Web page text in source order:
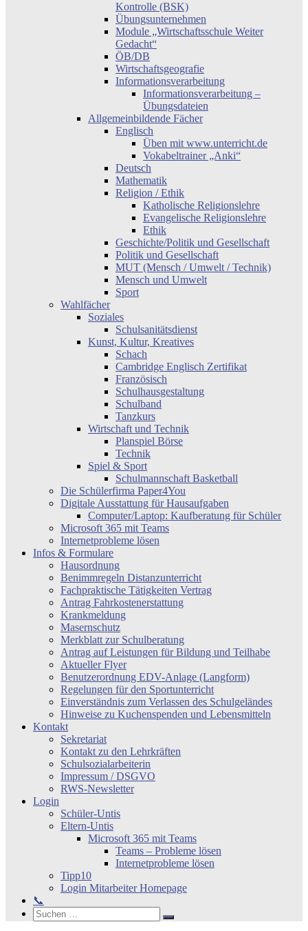
Kontrolle (BSK)
Übungsunternehmen
Module „Wirtschaftsschule Weiter
Gedacht“
ÖB/DB
Wirtschaftsgeografie
Informationsverarbeitung
Informationsverarbeitung –
Übungsdateien
Allgemeinbildende Fächer
Englisch
Üben mit www.unterricht.de
Vokabeltrainer „Anki“
Deutsch
Mathematik
Religion / Ethik
Katholische Religionslehre
Evangelische Religionslehre
Ethik
Geschichte/Politik und Gesellschaft
Politik und Gesellschaft
MUT (Mensch / Umwelt / Technik)
Mensch und Umwelt
Sport
Wahlfächer
Soziales
Schulsanitätsdienst
Kunst, Kultur, Kreatives
Schach
Cambridge Englisch Zertifikat
Französisch
Schulhausgestaltung
Schulband
Tanzkurs
Wirtschaft und Technik
Planspiel Börse
Technik
Spiel & Sport
Schulmannschaft Basketball
Die Schülerfirma Paper4You
Digitale Ausstattung für Hausaufgaben
Computer/Laptop: Kaufberatung für Schüler
Microsoft 365 mit Teams
Internetprobleme lösen
Infos & Formulare
Hausordnung
Benimmregeln Distanzunterricht
Fachpraktische Tätigkeiten Vertrag
Antrag Fahrkostenerstattung
Krankmeldung
Masernschutz
Merkblatt zur Schulberatung
Antrag auf Leistungen für Bildung und Teilhabe
Aktueller Flyer
Benutzerordnung EDV-Anlage (Langform)
Regelungen für den Sportunterricht
Einverständnis zum Verlassen des Schulgeländes
Hinweise zu Kuchenspenden und Lebensmitteln
Kontakt
Sekretariat
Kontakt zu den Lehrkräften
Schulsozialarbeiterin
Impressum / DSGVO
RWS-Newsletter
Login
Schüler-Untis
Eltern-Untis
Microsoft 365 mit Teams
Teams – Probleme lösen
Internetprobleme lösen
Tipp10
Login Mitarbeiter Homepage
📞
Search
Suchen
nach:
Suchen